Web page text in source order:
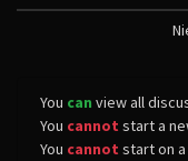
You can view all
You cannot start a
You cannot start on